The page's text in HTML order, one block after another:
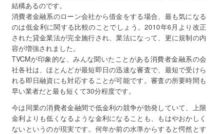
結構あるのです。
消費者金融系のローン会社から借金をする場合、最も気になる
のは低金利に関する比較のことでしょう。2010年6月より改正
された貸金業法が完全施行され、業法になって、更に規制の内
容が増強されました。
TVCMが印象的な、みんな聞いたことがある消費者金融系の会
社各社は、ほとんどが最短即日の迅速な審査で、最短で受けら
れる即日融資にも対応することが可能です。審査の所要時間も
早い業者だと最も短くて30分程度です。
今は同業の消費者金融間で低金利の競争が勃発していて、上限
金利よりも低くなるような金利になることも、もはやおかしく
ないというのが現実です。何年か前の水準からすると愕然とす